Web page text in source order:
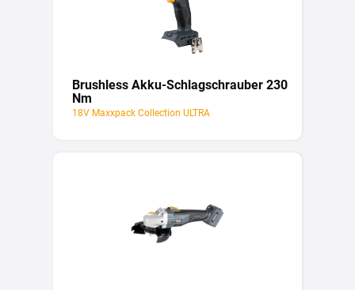
Brushless Akku-Schlagschrauber 230
Nm
18V Maxxpack Collection ULTRA